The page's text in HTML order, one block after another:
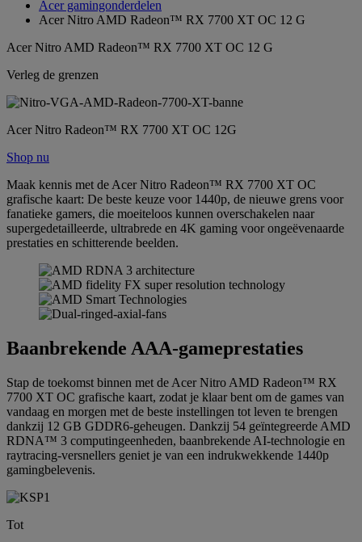
Acer gamingonderdelen
Acer Nitro AMD Radeon™ RX 7700 XT OC 12 G
Acer Nitro AMD Radeon™ RX 7700 XT OC 12 G
Verleg de grenzen
Acer Nitro Radeon™ RX 7700 XT OC 12G
Shop nu
Maak kennis met de Acer Nitro Radeon™ RX 7700 XT OC
grafische kaart: De beste keuze voor 1440p, de nieuwe grens voor
fanatieke gamers, die moeiteloos kunnen overschakelen naar
supergedetailleerde, ultrabrede en 4K gaming voor ongeëvenaarde
prestaties en schitterende beelden.
Baanbrekende AAA-gameprestaties
Stap de toekomst binnen met de Acer Nitro AMD Radeon™ RX
7700 XT OC grafische kaart, zodat je klaar bent om de games van
vandaag en morgen met de beste instellingen tot leven te brengen
dankzij 12 GB GDDR6-geheugen. Dankzij 54 geïntegreerde AMD
RDNA™ 3 computingeenheden, baanbrekende AI-technologie en
raytracing-versnellers geniet je van een indrukwekkende 1440p
gamingbelevenis.
Tot